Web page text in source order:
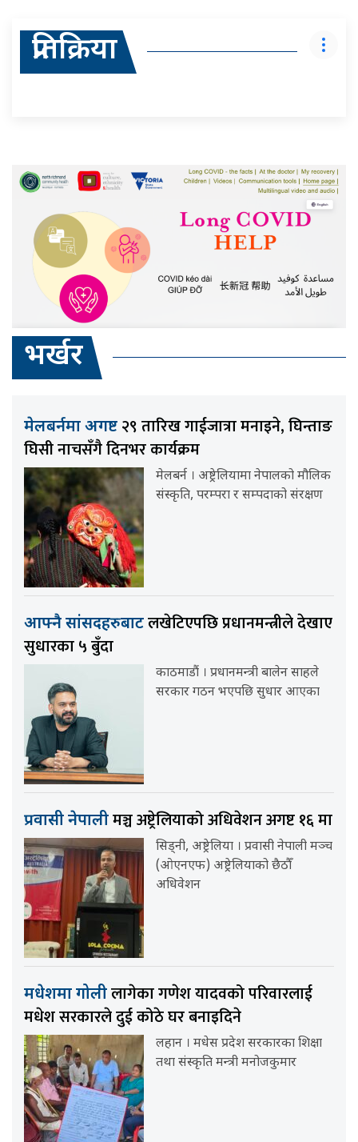
प्रतिक्रिया
भर्खर
मेलबर्नमा अगष्ट २९ तारिख गाईजात्रा मनाइने, घिन्ताङ
घिसी नाचसँगै दिनभर कार्यक्रम
मेलबर्न । अष्ट्रेलियामा नेपालको मौलिक
संस्कृति, परम्परा र सम्पदाको संरक्षण
आफ्नै सांसदहरुबाटलखेटिएपछि प्रधानमन्त्रीले देखाए
सुधारका ५ बुँदा
काठमाडौं । प्रधानमन्त्री बालेन साहले
सरकार गठन भएपछि सुधार आएका
प्रवासी नेपालीमञ्च अष्ट्रेलियाको अधिवेशन अगष्ट १६ मा
सिड्नी, अष्ट्रेलिया । प्रवासी नेपाली मञ्च
(ओएनएफ) अष्ट्रेलियाको छैठौँ
अधिवेशन
मधेशमा गोलीलागेका गणेश यादवको परिवारलाई
मधेश सरकारले दुई कोठे घर बनाइदिने
लहान । मधेस प्रदेश सरकारका शिक्षा
तथा संस्कृति मन्त्री मनोजकुमार